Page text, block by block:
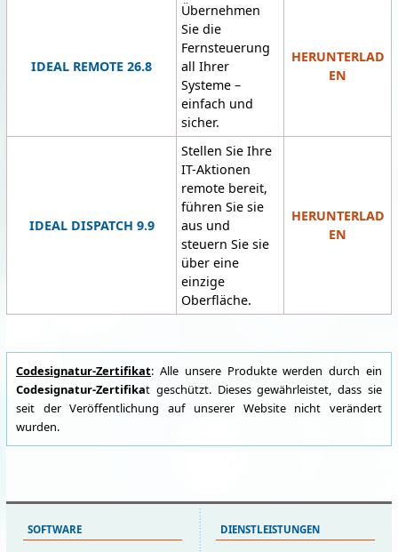
IDEAL REMOTE 26.8
Übernehmen
Sie die
Fernsteuerung
all Ihrer
Systeme –
einfach und
sicher.
HERUNTERLAD
EN
IDEAL DISPATCH 9.9
Stellen Sie Ihre
IT-Aktionen
remote bereit,
führen Sie sie
aus und
steuern Sie sie
über eine
einzige
Oberfläche.
HERUNTERLAD
EN
Codesignatur-Zertifikat: Alle unsere Produkte werden durch ein
Codesignatur-Zertifikat geschützt. Dieses gewährleistet, dass sie
seit der Veröffentlichung auf unserer Website nicht verändert
wurden.
SOFTWARE DIENSTLEISTUNGEN